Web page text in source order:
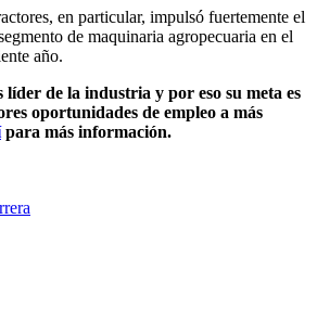
en particular, impulsó fuertemente el
de maquinaria agropecuaria en el
año.
líder de la industria y por eso su meta es
oportunidades de empleo a más
para más información.